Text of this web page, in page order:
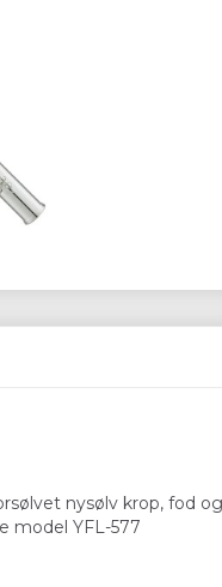
nysølv krop, fod
model YFL-577